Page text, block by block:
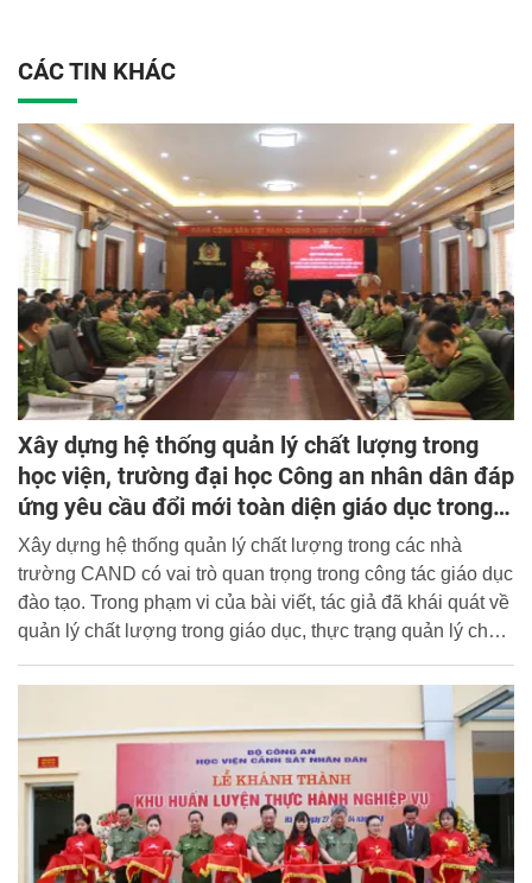
CÁC TIN KHÁC
Xây dựng hệ thống quản lý chất lượng trong
học viện, trường đại học Công an nhân dân đáp
ứng yêu cầu đổi mới toàn diện giáo dục trong
giai đoạn hiện nay
Xây dựng hệ thống quản lý chất lượng trong các nhà
trường CAND có vai trò quan trọng trong công tác giáo dục
đào tạo. Trong phạm vi của bài viết, tác giả đã khái quát về
quản lý chất lượng trong giáo dục, thực trạng quản lý chất
qua. Qua đó, tác giả cũng đưa ra các bước để tiến hành
xây dựng một hệ thống quản lý chất lượng trong một cơ sở
đại học trong CAND.